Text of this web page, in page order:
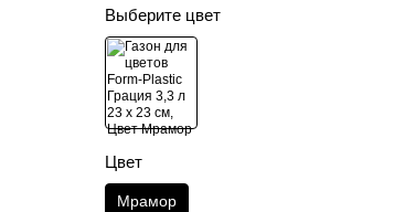
Выберите цвет
Цвет
Мрамор